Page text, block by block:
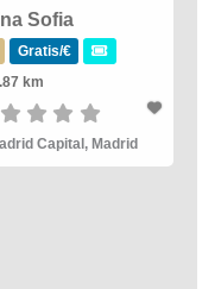
Sofia
Gratis/€
km
Capital, Madrid